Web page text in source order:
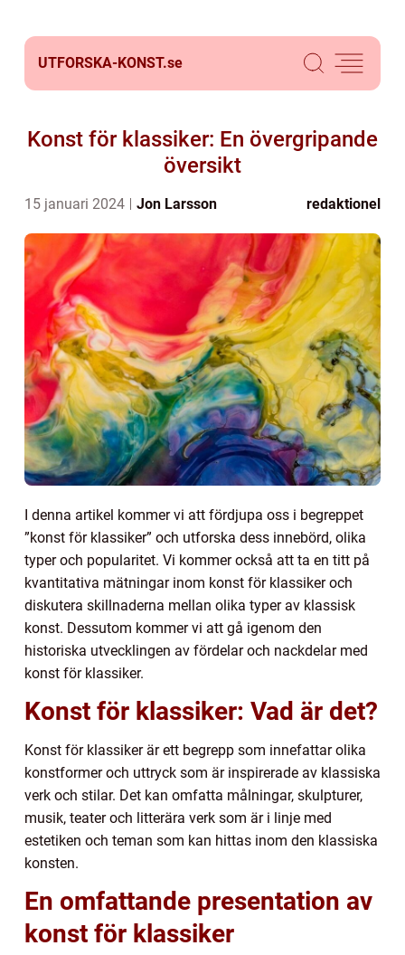
UTFORSKA-KONST.se
Konst för klassiker: En övergripande
översikt
15 januari 2024 Jon Larsson redaktionel
I denna artikel kommer vi att fördjupa oss i begreppet
”konst för klassiker” och utforska dess innebörd, olika
typer och popularitet. Vi kommer också att ta en titt på
kvantitativa mätningar inom konst för klassiker och
diskutera skillnaderna mellan olika typer av klassisk
konst. Dessutom kommer vi att gå igenom den
historiska utvecklingen av fördelar och nackdelar med
konst för klassiker.
Konst för klassiker: Vad är det?
Konst för klassiker är ett begrepp som innefattar olika
konstformer och uttryck som är inspirerade av klassiska
verk och stilar. Det kan omfatta målningar, skulpturer,
musik, teater och litterära verk som är i linje med
estetiken och teman som kan hittas inom den klassiska
konsten.
En omfattande presentation av
konst för klassiker